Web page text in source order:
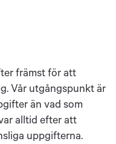
främst för att
Vår utgångspunkt är
än vad som
alltid efter att
uppgifterna.